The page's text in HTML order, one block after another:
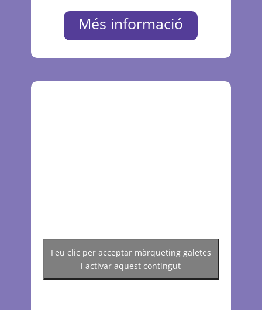
Més informació
Feu clic per acceptar màrqueting galetes
i activar aquest contingut